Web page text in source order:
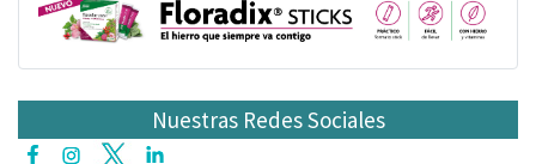
Nuestras Redes Sociales